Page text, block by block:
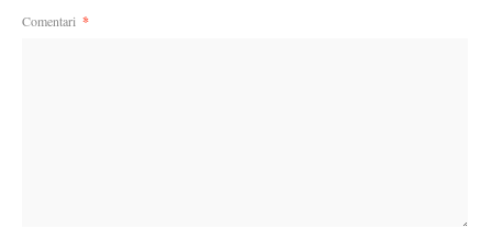
Comentari *